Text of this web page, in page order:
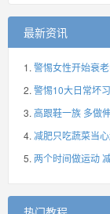
最新资讯
警惕女性开始衰
警惕10大日常坏
高跟鞋一族 多做
减肥只吃蔬菜当
两个时间做运动